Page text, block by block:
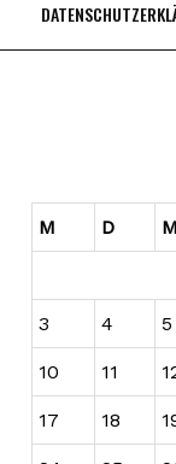
M D M
3 4 5
10 11
17 18